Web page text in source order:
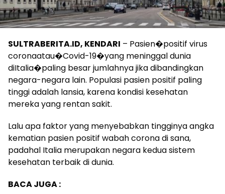
SULTRABERITA.ID, KENDARI – Pasien�positif virus
coronaatau�Covid-19�yang meninggal dunia
diItalia�paling besar jumlahnya jika dibandingkan
negara-negara lain. Populasi pasien positif paling
tinggi adalah lansia, karena kondisi kesehatan
mereka yang rentan sakit.
Lalu apa faktor yang menyebabkan tingginya angka
kematian pasien positif wabah corona di sana,
padahal Italia merupakan negara kedua sistem
kesehatan terbaik di dunia.
BACA JUGA :